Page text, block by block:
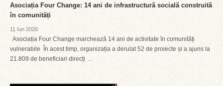
Asociația Four Change: 14 ani de infrastructură socială construită
în comunități
11 Iun 2026
Asociația Four Change marchează 14 ani de activitate în comunități
vulnerabile În acest timp, organizația a derulat 52 de proiecte și a ajuns la
21.809 de beneficiari direcți ...